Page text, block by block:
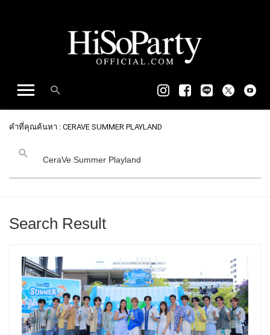
คำที่คุณค้นหา : CERAVE SUMMER PLAYLAND
Search Result